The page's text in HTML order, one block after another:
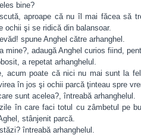
bine?
aproape că nu îl mai făcea să
ochii şi se ridică din balansoar.
spune Anghel către arhanghel.
mine?, adaugă Anghel curios fiind,
a repetat arhanghelul.
acum poate că nici nu mai sunt la
în jos şi ochii parcă ţinteau spre
sunt acelea?, întreabă arhanghelul.
în care faci totul cu zâmbetul pe
stânjenit parcă.
întreabă arhanghelul.